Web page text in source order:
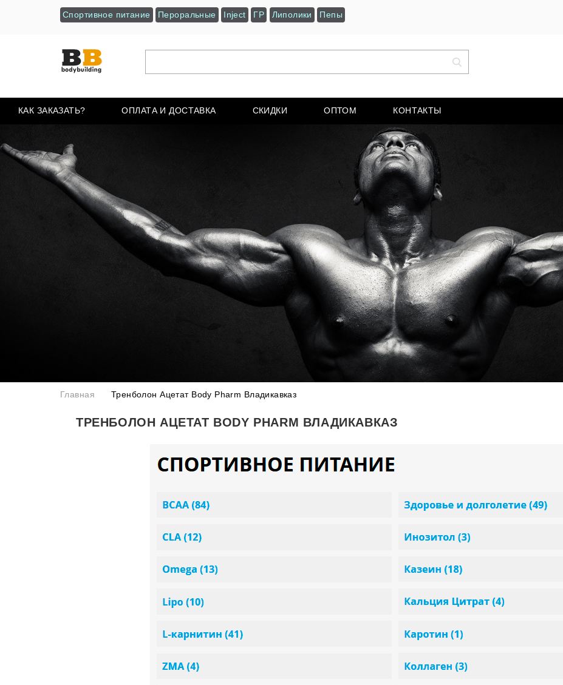
Спортивное питание Пероральные Inject ГР Липолики Пепы
КАК ЗАКАЗАТЬ? ОПЛАТА И ДОСТАВКА СКИДКИ ОПТОМ КОНТАКТЫ
Главная Тренболон Ацетат Body Pharm Владикавказ
ТРЕНБОЛОН АЦЕТАТ BODY PHARM ВЛАДИКАВКАЗ